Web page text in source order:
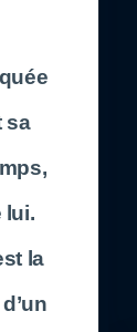
sa
lui.
la